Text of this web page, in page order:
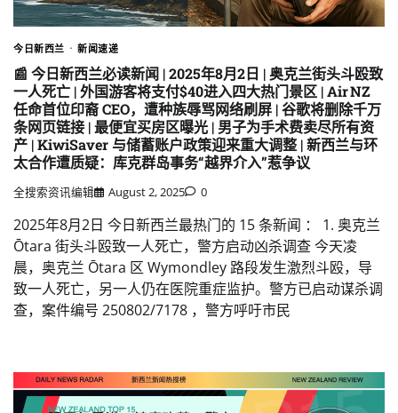
今日新西兰 新闻速递
📰 今日新西兰必读新闻 | 2025年8月2日 | 奥克兰街头斗殴致
一人死亡 | 外国游客将支付$40进入四大热门景区 | Air NZ
任命首位印裔 CEO，遭种族辱骂网络刷屏 | 谷歌将删除千万
条网页链接 | 最便宜买房区曝光 | 男子为手术费卖尽所有资
产 | KiwiSaver 与储蓄账户政策迎来重大调整 | 新西兰与环
太合作遭质疑：库克群岛事务“越界介入”惹争议
全搜索资讯编辑 August 2, 2025 0
2025年8月2日 今日新西兰最热门的 15 条新闻 ： 1. 奥克兰
Ōtara 街头斗殴致一人死亡，警方启动凶杀调查 今天凌
晨，奥克兰 Ōtara 区 Wymondley 路段发生激烈斗殴，导
致一人死亡，另一人仍在医院重症监护。警方已启动谋杀调
查，案件编号 250802/7178 ，警方呼吁市民